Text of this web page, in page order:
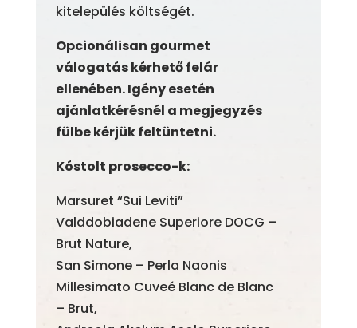
kitelepülés költségét.
Opcionálisan gourmet
válogatás kérhető felár
ellenében. Igény esetén
ajánlatkérésnél a megjegyzés
fülbe kérjük feltüntetni.
Kóstolt prosecco-k:
Marsuret “Sui Leviti”
Valddobiadene Superiore DOCG –
Brut Nature,
San Simone – Perla Naonis
Millesimato Cuveé Blanc de Blanc
– Brut,